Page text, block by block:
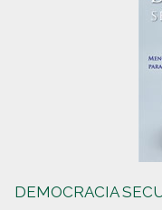
DEMOCRACIA